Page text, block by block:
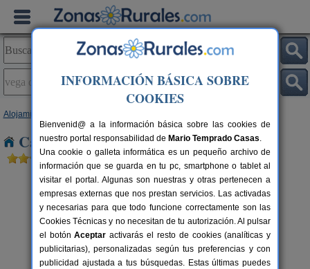
Alojamientos
Casas Rurales en Vega de Santa Maria
8-10+5 pers.
desde46 €
La Guarida del Oso
Candeleda (Ávila)
INFORMACIÓN BÁSICA SOBRE
COOKIES
Bienvenid@ a la información básica sobre las cookies de
nuestro portal responsabilidad de Mario Temprado Casas.
Una cookie o galleta informática es un pequeño archivo de
información que se guarda en tu pc, smartphone o tablet al
visitar el portal. Algunas son nuestras y otras pertenecen a
empresas externas que nos prestan servicios. Las activadas
y necesarias para que todo funcione correctamente son las
Cookies Técnicas y no necesitan de tu autorización. Al pulsar
el botónAceptar activarás el resto de cookies (analíticas y
publicitarias), personalizadas según tus preferencias y con
publicidad ajustada a tus búsquedas. Estas últimas puedes